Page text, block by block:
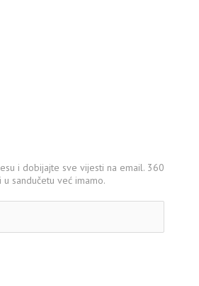
i dobijajte sve vijesti na email. 360
sandučetu već imamo.